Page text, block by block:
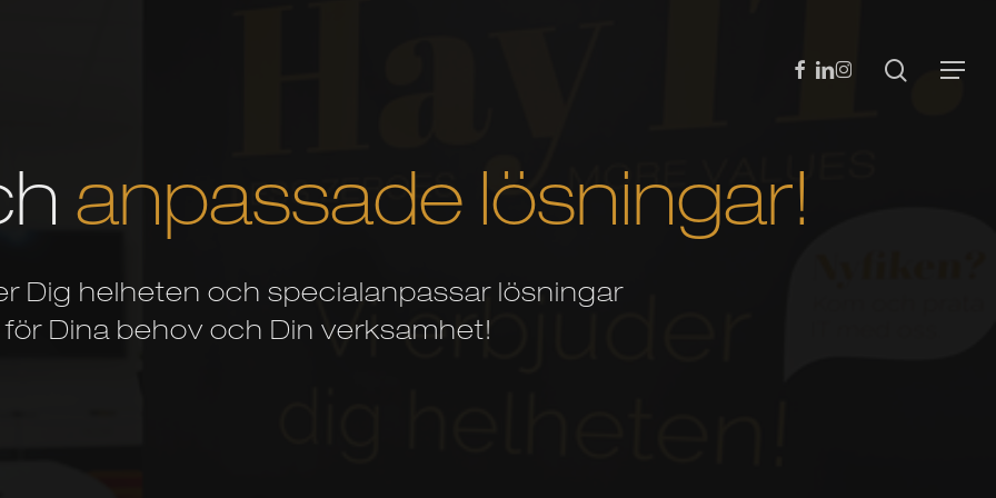
Menu
facebook
linkedin
instagram search
anpassade lösningar!
Dig helheten och specialanpassar lösningar
för Dina behov och Din verksamhet!